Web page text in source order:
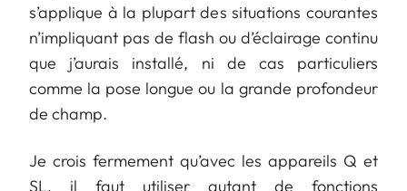
s’applique à la plupart des situations courantes
n’impliquant pas de flash ou d’éclairage continu
que j’aurais installé, ni de cas particuliers
comme la pose longue ou la grande profondeur
de champ.
Je crois fermement qu’avec les appareils Q et
SL, il faut utiliser autant de fonctions